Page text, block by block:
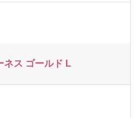
ネス ゴールド L